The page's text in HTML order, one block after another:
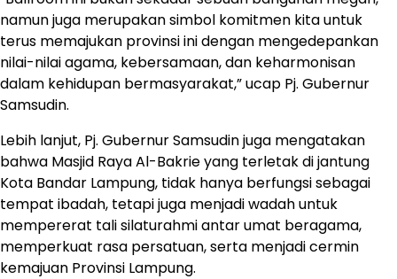
namun juga merupakan simbol komitmen kita untuk
terus memajukan provinsi ini dengan mengedepankan
nilai-nilai agama, kebersamaan, dan keharmonisan
dalam kehidupan bermasyarakat,” ucap Pj. Gubernur
Samsudin.
Lebih lanjut, Pj. Gubernur Samsudin juga mengatakan
bahwa Masjid Raya Al-Bakrie yang terletak di jantung
Kota Bandar Lampung, tidak hanya berfungsi sebagai
tempat ibadah, tetapi juga menjadi wadah untuk
mempererat tali silaturahmi antar umat beragama,
memperkuat rasa persatuan, serta menjadi cermin
kemajuan Provinsi Lampung.